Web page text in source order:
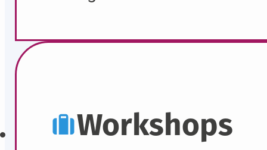
Workshops